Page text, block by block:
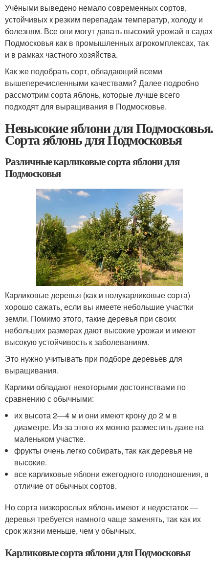
Учёными выведено немало современных сортов,
устойчивых к резким перепадам температур, холоду и
болезням. Все они могут давать высокий урожай в садах
Подмосковья как в промышленных агрокомплексах, так
и в рамках частного хозяйства.
Как же подобрать сорт, обладающий всеми
вышеперечисленными качествами? Далее подробно
рассмотрим сорта яблонь, которые лучше всего
подходят для выращивания в Подмосковье.
Невысокие яблони для Подмосковья.
Сорта яблонь для Подмосковья
Различные карликовые сорта яблони для
Подмосковья
Карликовые деревья (как и полукарликовые сорта)
хорошо сажать, если вы имеете небольшие участки
земли. Помимо этого, такие деревья при своих
небольших размерах дают высокие урожаи и имеют
высокую устойчивость к заболеваниям.
Это нужно учитывать при подборе деревьев для
выращивания.
Карлики обладают некоторыми достоинствами по
сравнению с обычными:
их высота 2—4 м и они имеют крону до 2 м в
диаметре. Из-за этого их можно разместить даже на
маленьком участке.
фрукты очень легко собирать, так как деревья не
высокие.
все карликовые яблони ежегодного плодоношения, в
отличие от обычных сортов.
Но сорта низкорослых яблонь имеют и недостаток —
деревья требуется намного чаще заменять, так как их
срок жизни меньше, чем у обычных.
Карликовые сорта яблони для Подмосковья